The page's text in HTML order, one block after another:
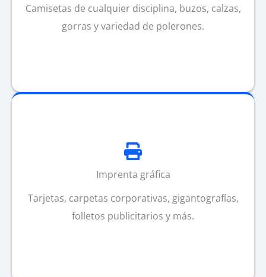
Camisetas de cualquier disciplina, buzos, calzas,
gorras y variedad de polerones.
Imprenta gráfica
Tarjetas, carpetas corporativas, gigantografías,
folletos publicitarios y más.